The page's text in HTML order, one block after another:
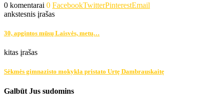
0 komentarai 0 FacebookTwitterPinterestEmail
ankstesnis įrašas
30, apgintos mūsų Laisvės, metų…
kitas įrašas
Sėkmės gimnazisto mokykla pristato Urtę Dambrauskaitę
Galbūt Jus sudomins